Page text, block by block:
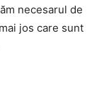
necesarul de
jos care sunt